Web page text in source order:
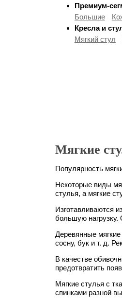
Премиум-
Большие
Кресла и
Мягкий стул
Мягкие
Популярность
Некоторые виды
стулья, а мягкие
Изготавливаются
большую нагрузку.
Деревянные
сосну, бук и т. д.
В качестве
предотвратить
Мягкие стулья с
спинками разной